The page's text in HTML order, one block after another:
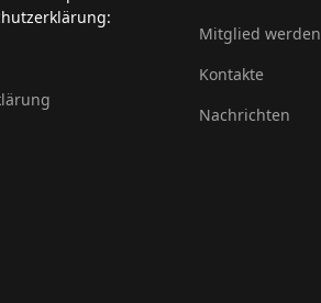
Mitglied werden
Kontakte
Nachrichten